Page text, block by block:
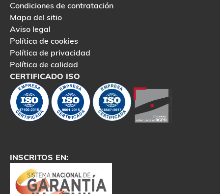
Condiciones de contratación
Mapa del sitio
Aviso legal
Política de cookies
Política de privacidad
Política de calidad
CERTIFICADO ISO
INSCRITOS EN: